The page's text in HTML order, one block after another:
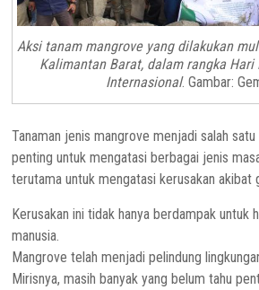
Aksi tanam mangrove yang dilakukan
Kalimantan Barat, dalam rangka Hari
Internasional. Gambar:
Tanaman jenis mangrove menjadi salah
penting untuk mengatasi berbagai jenis
terutama untuk mengatasi kerusakan akibat
Kerusakan ini tidak hanya berdampak untuk
manusia.
Mangrove telah menjadi pelindung
Mirisnya, masih banyak yang belum tahu